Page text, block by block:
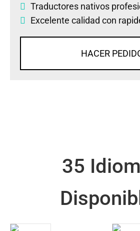
Traductores nativos
Excelente calidad con
HACER
35